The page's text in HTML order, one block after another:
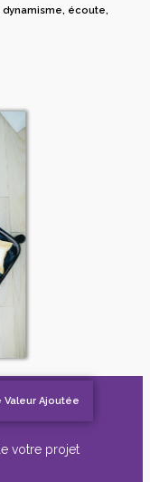
écoute,
Valeur Ajoutée
votre projet